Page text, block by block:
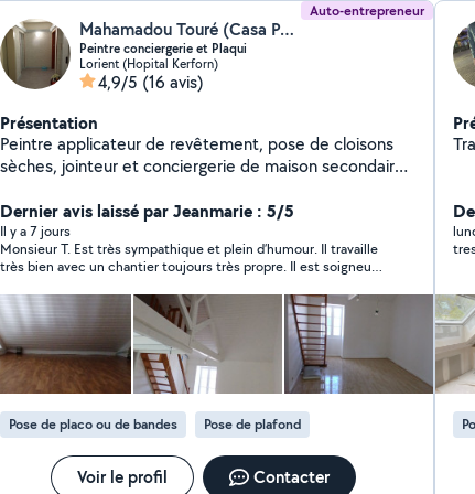
Auto-entrepreneur
Mahamadou Touré (Casa Peinture)
Peintre conciergerie et Plaqui
Lorient (Hopital Kerforn)
4,9/5 (16 avis)
Présentation
Peintre applicateur de revêtement, pose de cloisons
sèches, jointeur et conciergerie de maison secondaire,
Dernier avis laissé par Jeanmarie : 5/5
Il y a 7 jours
Monsieur T. Est très sympathique et plein d’humour. Il travaille
très bien avec un chantier toujours très propre. Il est soigneux
professionnellement il est au top. C’est un artisan compétent a
qui je ferai a nouveau appel et que je recommenderais sans
aucune hésitation.
Pose de placo ou de bandes Pose de plafond
Voir le profil Contacter